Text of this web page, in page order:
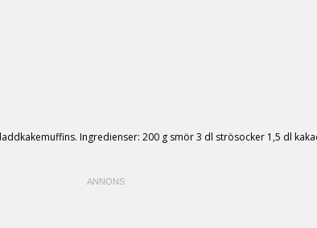
Ingredienser: 200 g smör 3 dl strösocker 1,5 dl